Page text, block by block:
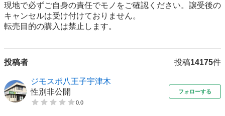
現地で必ずご⾃⾝の責任でモノをご確認ください。譲受後の
キャンセルは受け付けておりません。
転売⽬的の購⼊は禁⽌します。
投稿者 投稿14175件
ジモスポ八王子宇津木
性別非公開
0.0
フォローする